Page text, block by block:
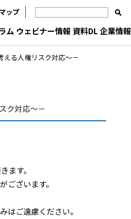
ップ
ム ウェビナー情報 資料DL 企業情報
る人権リスク対応～－
ク対応～－
ます。
ございます。
はご遠慮ください。